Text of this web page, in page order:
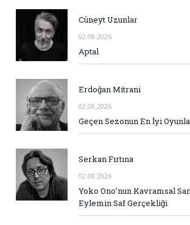
Cüneyt Uzunlar
02.08.2026
Aptal
Erdoğan Mitrani
02.08.2026
Geçen Sezonun En İyi
Serkan Fırtına
02.08.2026
Yoko Ono’nun Kavramsal
Eylemin Saf Gerçekliği